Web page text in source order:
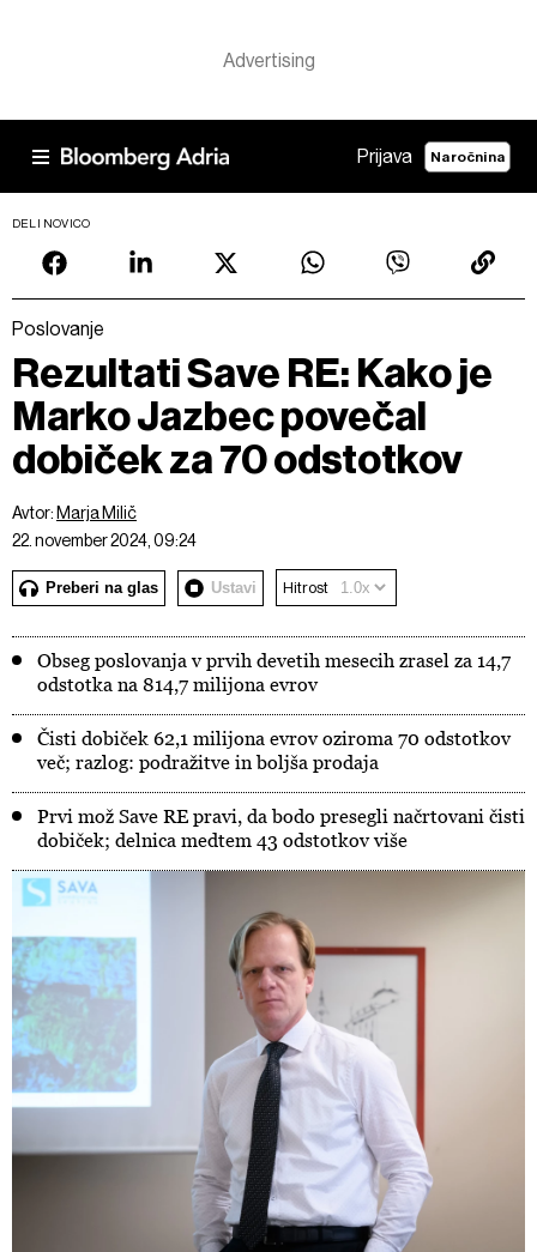
Prijava Naročnina
DELI NOVICO
Poslovanje
Rezultati Save RE: Kako je
Marko Jazbec povečal
dobiček za 70 odstotkov
Avtor: Marja Milič
22. november 2024, 09:24
Preberi na glas Ustavi Hitrost
Obseg poslovanja v prvih devetih mesecih zrasel za 14,7
odstotka na 814,7 milijona evrov
Čisti dobiček 62,1 milijona evrov oziroma 70 odstotkov
več; razlog: podražitve in boljša prodaja
Prvi mož Save RE pravi, da bodo presegli načrtovani čisti
dobiček; delnica medtem 43 odstotkov više